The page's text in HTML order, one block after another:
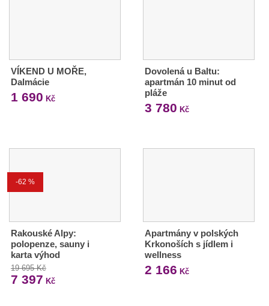
VÍKEND U MOŘE,
Dalmácie
1 690 Kč
Dovolená u Baltu:
apartmán 10 minut od
pláže
3 780 Kč
-62 %
Rakouské Alpy:
polopenze, sauny i
karta výhod
19 695 Kč
7 397 Kč
Apartmány v polských
Krkonoších s jídlem i
wellness
2 166 Kč